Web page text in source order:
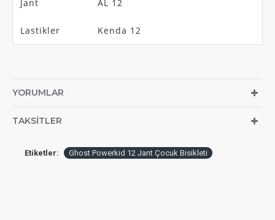
Jant AL 12
Lastikler Kenda 12
YORUMLAR
TAKSITLER
Etiketler: Ghost Powerkid 12 Jant Çocuk Bisikleti